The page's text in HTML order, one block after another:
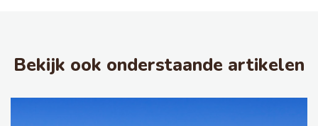
Bekijk ook onderstaande artikelen